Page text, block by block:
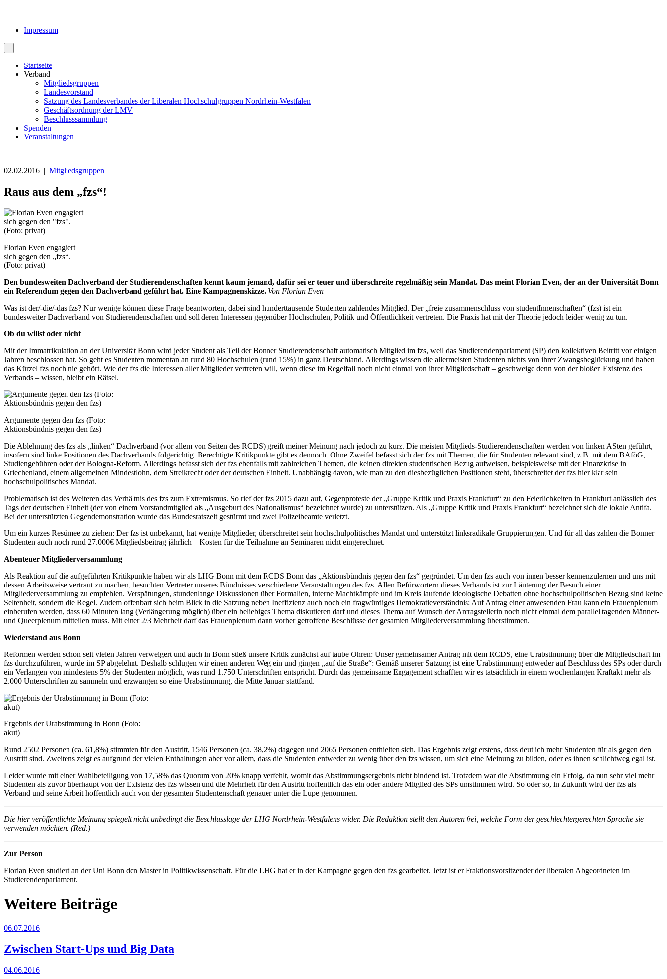
Impressum
Startseite
Verband
Mitgliedsgruppen
Landesvorstand
Satzung des Landesverbandes der Liberalen Hochschulgruppen Nordrhein-Westfalen
Geschäftsordnung der LMV
Beschlusssammlung
Spenden
Veranstaltungen
02.02.2016 | Mitgliedsgruppen
Raus aus dem „fzs“!
Florian Even engagiert
sich gegen den „fzs“.
(Foto: privat)
Den bundesweiten Dachverband der Studierendenschaften kennt kaum jemand, dafür sei er teuer und überschreite regelmäßig sein Mandat. Das meint Florian Even, der an der Universität Bonn
ein Referendum gegen den Dachverband geführt hat. Eine Kampagnenskizze. Von Florian Even
Was ist der/-die/-das fzs? Nur wenige können diese Frage beantworten, dabei sind hunderttausende Studenten zahlendes Mitglied. Der „freie zusammenschluss von studentInnenschaften“ (fzs) ist ein
bundesweiter Dachverband von Studierendenschaften und soll deren Interessen gegenüber Hochschulen, Politik und Öffentlichkeit vertreten. Die Praxis hat mit der Theorie jedoch leider wenig zu tun.
Ob du willst oder nicht
Mit der Immatrikulation an der Universität Bonn wird jeder Student als Teil der Bonner Studierendenschaft automatisch Mitglied im fzs, weil das Studierendenparlament (SP) den kollektiven Beitritt vor einigen
Jahren beschlossen hat. So geht es Studenten momentan an rund 80 Hochschulen (rund 15%) in ganz Deutschland. Allerdings wissen die allermeisten Studenten nichts von ihrer Zwangsbeglückung und haben
das Kürzel fzs noch nie gehört. Wie der fzs die Interessen aller Mitglieder vertreten will, wenn diese im Regelfall noch nicht einmal von ihrer Mitgliedschaft – geschweige denn von der bloßen Existenz des
Verbands – wissen, bleibt ein Rätsel.
Argumente gegen den fzs (Foto:
Aktionsbündnis gegen den fzs)
Die Ablehnung des fzs als „linken“ Dachverband (vor allem von Seiten des RCDS) greift meiner Meinung nach jedoch zu kurz. Die meisten Mitglieds-Studierendenschaften werden von linken ASten geführt,
insofern sind linke Positionen des Dachverbands folgerichtig. Berechtigte Kritikpunkte gibt es dennoch. Ohne Zweifel befasst sich der fzs mit Themen, die für Studenten relevant sind, z.B. mit dem BAföG,
Studiengebühren oder der Bologna-Reform. Allerdings befasst sich der fzs ebenfalls mit zahlreichen Themen, die keinen direkten studentischen Bezug aufweisen, beispielsweise mit der Finanzkrise in
Griechenland, einem allgemeinen Mindestlohn, dem Streikrecht oder der deutschen Einheit. Unabhängig davon, wie man zu den diesbezüglichen Positionen steht, überschreitet der fzs hier klar sein
hochschulpolitisches Mandat.
Problematisch ist des Weiteren das Verhältnis des fzs zum Extremismus. So rief der fzs 2015 dazu auf, Gegenproteste der „Gruppe Kritik und Praxis Frankfurt“ zu den Feierlichkeiten in Frankfurt anlässlich des
Tags der deutschen Einheit (der von einem Vorstandmitglied als „Ausgeburt des Nationalismus“ bezeichnet wurde) zu unterstützen. Als „Gruppe Kritik und Praxis Frankfurt“ bezeichnet sich die lokale Antifa.
Bei der unterstützten Gegendemonstration wurde das Bundesratszelt gestürmt und zwei Polizeibeamte verletzt.
Um ein kurzes Resümee zu ziehen: Der fzs ist unbekannt, hat wenige Mitglieder, überschreitet sein hochschulpolitisches Mandat und unterstützt linksradikale Gruppierungen. Und für all das zahlen die Bonner
Studenten auch noch rund 27.000€ Mitgliedsbeitrag jährlich – Kosten für die Teilnahme an Seminaren nicht eingerechnet.
Abenteuer Mitgliederversammlung
Als Reaktion auf die aufgeführten Kritikpunkte haben wir als LHG Bonn mit dem RCDS Bonn das „Aktionsbündnis gegen den fzs“ gegründet. Um den fzs auch von innen besser kennenzulernen und uns mit
dessen Arbeitsweise vertraut zu machen, besuchten Vertreter unseres Bündnisses verschiedene Veranstaltungen des fzs. Allen Befürwortern dieses Verbands ist zur Läuterung der Besuch einer
Mitgliederversammlung zu empfehlen. Verspätungen, stundenlange Diskussionen über Formalien, interne Machtkämpfe und im Kreis laufende ideologische Debatten ohne hochschulpolitischen Bezug sind keine
Seltenheit, sondern die Regel. Zudem offenbart sich beim Blick in die Satzung neben Ineffizienz auch noch ein fragwürdiges Demokratieverständnis: Auf Antrag einer anwesenden Frau kann ein Frauenplenum
einberufen werden, dass 60 Minuten lang (Verlängerung möglich) über ein beliebiges Thema diskutieren darf und dieses Thema auf Wunsch der Antragstellerin noch nicht einmal dem parallel tagenden Männer-
und Queerplenum mitteilen muss. Mit einer 2/3 Mehrheit darf das Frauenplenum dann vorher getroffene Beschlüsse der gesamten Mitgliederversammlung überstimmen.
Wiederstand aus Bonn
Reformen werden schon seit vielen Jahren verweigert und auch in Bonn stieß unsere Kritik zunächst auf taube Ohren: Unser gemeinsamer Antrag mit dem RCDS, eine Urabstimmung über die Mitgliedschaft im
fzs durchzuführen, wurde im SP abgelehnt. Deshalb schlugen wir einen anderen Weg ein und gingen „auf die Straße“: Gemäß unserer Satzung ist eine Urabstimmung entweder auf Beschluss des SPs oder durch
ein Verlangen von mindestens 5% der Studenten möglich, was rund 1.750 Unterschriften entspricht. Durch das gemeinsame Engagement schafften wir es tatsächlich in einem wochenlangen Kraftakt mehr als
2.000 Unterschriften zu sammeln und erzwangen so eine Urabstimmung, die Mitte Januar stattfand.
Ergebnis der Urabstimmung in Bonn (Foto:
akut)
Rund 2502 Personen (ca. 61,8%) stimmten für den Austritt, 1546 Personen (ca. 38,2%) dagegen und 2065 Personen enthielten sich. Das Ergebnis zeigt erstens, dass deutlich mehr Studenten für als gegen den
Austritt sind. Zweitens zeigt es aufgrund der vielen Enthaltungen aber vor allem, dass die Studenten entweder zu wenig über den fzs wissen, um sich eine Meinung zu bilden, oder es ihnen schlichtweg egal ist.
Leider wurde mit einer Wahlbeteiligung von 17,58% das Quorum von 20% knapp verfehlt, womit das Abstimmungsergebnis nicht bindend ist. Trotzdem war die Abstimmung ein Erfolg, da nun sehr viel mehr
Studenten als zuvor überhaupt von der Existenz des fzs wissen und die Mehrheit für den Austritt hoffentlich das ein oder andere Mitglied des SPs umstimmen wird. So oder so, in Zukunft wird der fzs als
Verband und seine Arbeit hoffentlich auch von der gesamten Studentenschaft genauer unter die Lupe genommen.
Die hier veröffentlichte Meinung spiegelt nicht unbedingt die Beschlusslage der LHG Nordrhein-Westfalens wider. Die Redaktion stellt den Autoren frei, welche Form der geschlechtergerechten Sprache sie
verwenden möchten. (Red.)
Zur Person
Florian Even studiert an der Uni Bonn den Master in Politikwissenschaft. Für die LHG hat er in der Kampagne gegen den fzs gearbeitet. Jetzt ist er Fraktionsvorsitzender der liberalen Abgeordneten im
Studierendenparlament.
Weitere Beiträge
06.07.2016
Zwischen Start-Ups und Big Data
04.06.2016